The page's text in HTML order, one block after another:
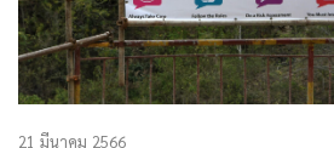
21 มีนาคม 2566